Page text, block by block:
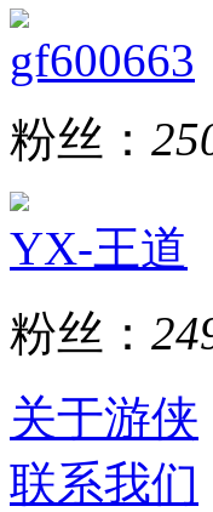
gf600663
粉丝：
YX-王道
粉丝：
关于游侠
联系我们